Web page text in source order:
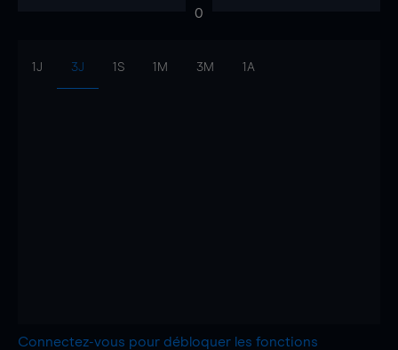
0
1J 3J 1S 1M 3M 1A
Connectez-vous pour débloquer les fonctions